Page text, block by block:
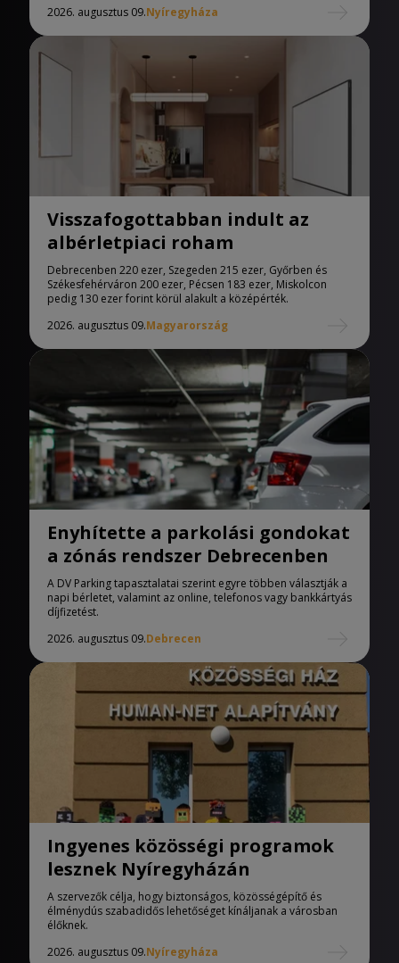
2026. augusztus 09.Nyíregyháza
Visszafogottabban indult az
albérletpiaci roham
Debrecenben 220 ezer, Szegeden 215 ezer, Győrben és
Székesfehérváron 200 ezer, Pécsen 183 ezer, Miskolcon
pedig 130 ezer forint körül alakult a középérték.
2026. augusztus 09.Magyarország
Enyhítette a parkolási gondokat
a zónás rendszer Debrecenben
A DV Parking tapasztalatai szerint egyre többen választják a
napi bérletet, valamint az online, telefonos vagy bankkártyás
díjfizetést.
2026. augusztus 09.Debrecen
Ingyenes közösségi programok
lesznek Nyíregyházán
A szervezők célja, hogy biztonságos, közösségépítő és
élménydús szabadidős lehetőséget kínáljanak a városban
élőknek.
2026. augusztus 09.Nyíregyháza